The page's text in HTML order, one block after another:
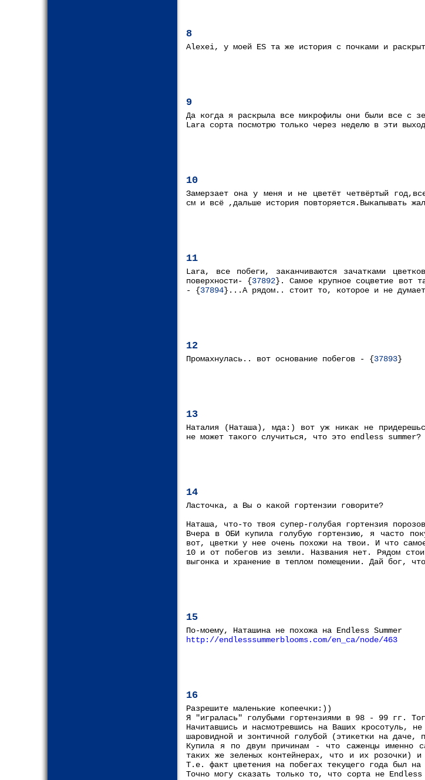
8
Alexei, у моей ES та же история с почками и
9
Да когда я раскрыла все микрофилы они были все с
Lara сорта посмотрю только через неделю в эти
10
Замерзает она у меня и не цветёт четвёртый
см и всё ,дальше история повторяется.Выкапывать
11
Lara, все побеги, заканчиваются зачатками
поверхности- {37892}. Самое крупное соцветие вот
- {37894}...А рядом.. стоит то, которое и не
12
Промахнулась.. вот основание побегов - {37893}
13
Наталия (Наташа), мда:) вот уж никак не
не может такого случиться, что это endless summer?
14
Ласточка, а Вы о какой гортензии говорите?
Наташа, что-то твоя супер-голубая гортензия
Вчера в ОБИ купила голубую гортензию, я часто
вот, цветки у нее очень похожи на твои. И что
10 и от побегов из земли. Названия нет. Рядом
выгонка и хранение в теплом помещении. Дай бог,
15
По-моему, Наташина не похожа на Endless Summer
http://endlesssummerblooms.com/en_ca/node/463
16
Разрешите маленькие копеечки:))
Я "игралась" голубыми гортензиями в 98 - 99 гг.
Начитавшись и насмотревшись на Ваших кросотуль,
шаровидной и зонтичной голубой (этикетки на даче,
Купила я по двум причинам - что саженцы именно
таких же зеленых контейнерах, что и их розочки)
Т.е. факт цветения на побегах текущего года был на
Точно могу сказать только то, что сорта не